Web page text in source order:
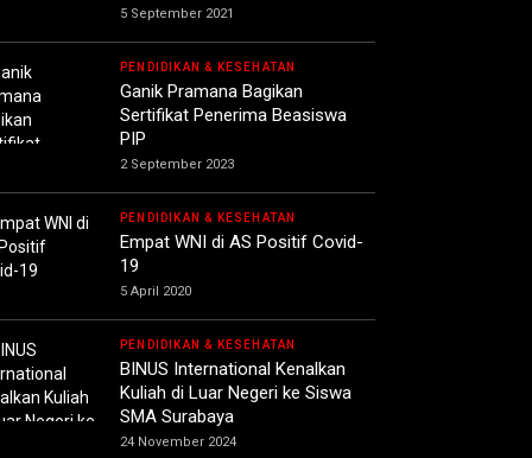
5 September 2021
PENDIDIKAN & KESEHATAN
Ganik Pramana Bagikan
Sertifikat Penerima Beasiswa
PIP
2 September 2023
PENDIDIKAN & KESEHATAN
Empat WNI di AS Positif Covid-
19
5 April 2020
PENDIDIKAN & KESEHATAN
BINUS International Kenalkan
Kuliah di Luar Negeri ke Siswa
SMA Surabaya
24 November 2024